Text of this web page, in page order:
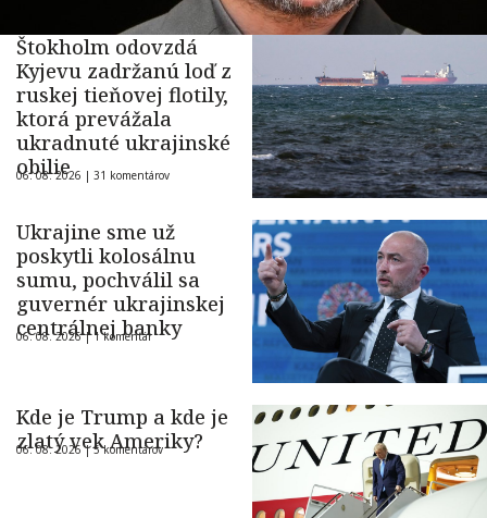
Štokholm odovzdá
Kyjevu zadržanú loď z
ruskej tieňovej flotily,
ktorá prevážala
ukradnuté ukrajinské
obilie
06. 08. 2026 | 31 komentárov
Ukrajine sme už
poskytli kolosálnu
sumu, pochválil sa
guvernér ukrajinskej
centrálnej banky
06. 08. 2026 |1 komentár
Kde je Trump a kde je
zlatý vek Ameriky?
06. 08. 2026 |5 komentárov